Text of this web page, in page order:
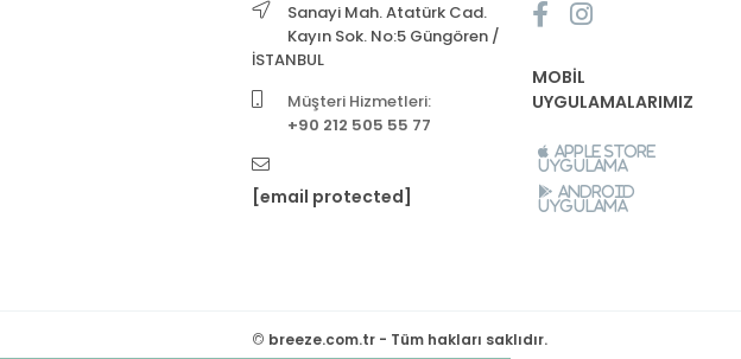
Sanayi Mah. Atatürk Cad.
Kayın Sok. No:5 Güngören /
İSTANBUL
Müşteri Hizmetleri:
+90 212 505 55 77
[email protected]
MOBİL
UYGULAMALARIMIZ
Apple Store
Uygulama
Android
Uygulama
© breeze.com.tr - Tüm hakları saklıdır.